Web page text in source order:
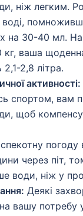
ніж легким.
воді,
на 30-40 мл.
кг, ваша
2,8 літра.
активності:
спортом, вам
щоб
погоду
через піт,
води, ніж у
Деякі
вашу потребу